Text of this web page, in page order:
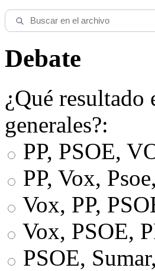
Debate
¿Qué
generales?:
PP, PSOE,
PP, Vox,
Vox, PP,
Vox, PSOE,
PSOE,